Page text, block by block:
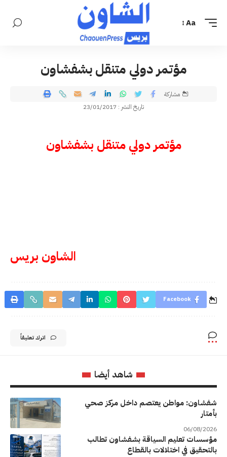
Aa
مؤتمر دولي متنقل بشفشاون
تاريخ النشر : 23/01/2017
مشاركة
مؤتمر دولي متنقل بشفشاون
الشاون بريس
Facebook
اترك تعليقاً
شاهد أيضا
شفشاون: مواطن يعتصم داخل مركز صحي
بأمتار
06/08/2026
مؤسسات تعليم السياقة بشفشاون تطالب
بالتحقيق في اختلالات بالقطاع